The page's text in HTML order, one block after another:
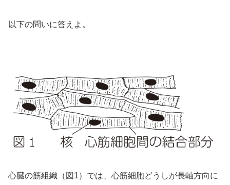
以下の問いに答えよ。
心臓の筋組織（図1）では、心筋細胞どうしが長軸方向に